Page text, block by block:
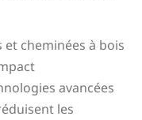
et cheminées à bois
avancées
les